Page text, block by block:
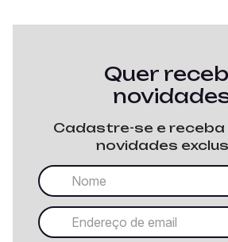
Quer
Cadastre-se e
novidades